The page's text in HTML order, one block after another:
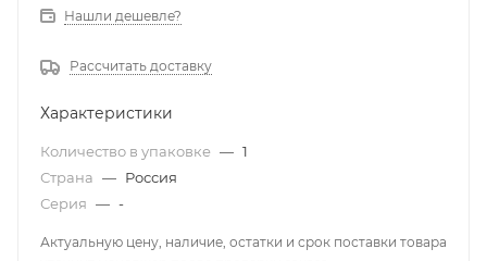
Нашли дешевле?
Рассчитать доставку
Характеристики
Количество в упаковке — 1
Страна — Россия
Серия — -
Актуальную цену, наличие, остатки и срок поставки товара